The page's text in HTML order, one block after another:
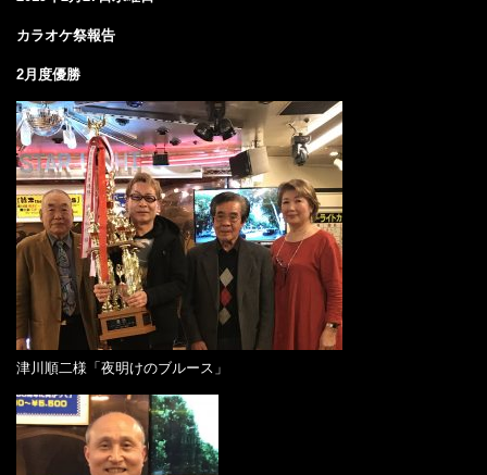
カラオケ祭報告
2月度優勝
津川順二様「夜明けのブルース」